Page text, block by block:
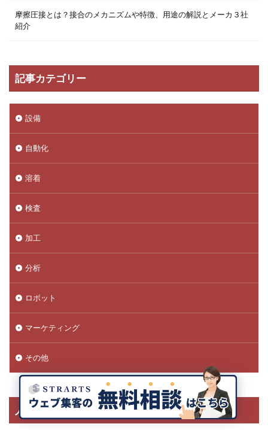
摩擦圧接とは？接合のメカニズムや特徴、用途の解説とメーカ３社
紹介
記事カテゴリー
設備
自動化
溶着
検査
加工
分析
ロボット
マーケティング
その他
人気記事